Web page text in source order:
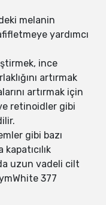
melanin
yardımcı
ince
artırmak
artırmak için
retinoidler gibi
gibi bazı
uzun vadeli cilt
377